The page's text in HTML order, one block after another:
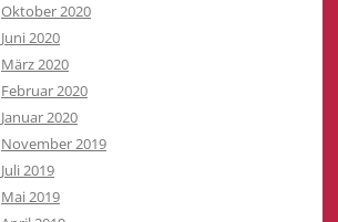
Oktober 2020
Juni 2020
März 2020
Februar 2020
Januar 2020
November 2019
Juli 2019
Mai 2019